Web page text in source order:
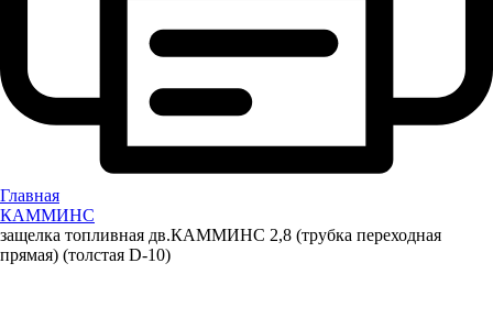
Главная
КАММИНС
защелка топливная дв.КАММИНС 2,8 (трубка переходная
прямая) (толстая D-10)